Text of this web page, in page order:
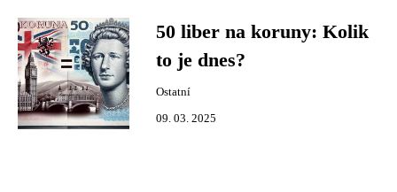
50 liber na koruny: Kolik
to je dnes?
Ostatní
09. 03. 2025